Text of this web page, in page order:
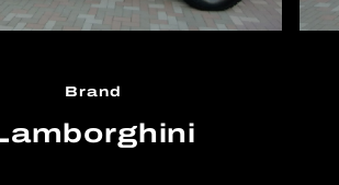
Brand